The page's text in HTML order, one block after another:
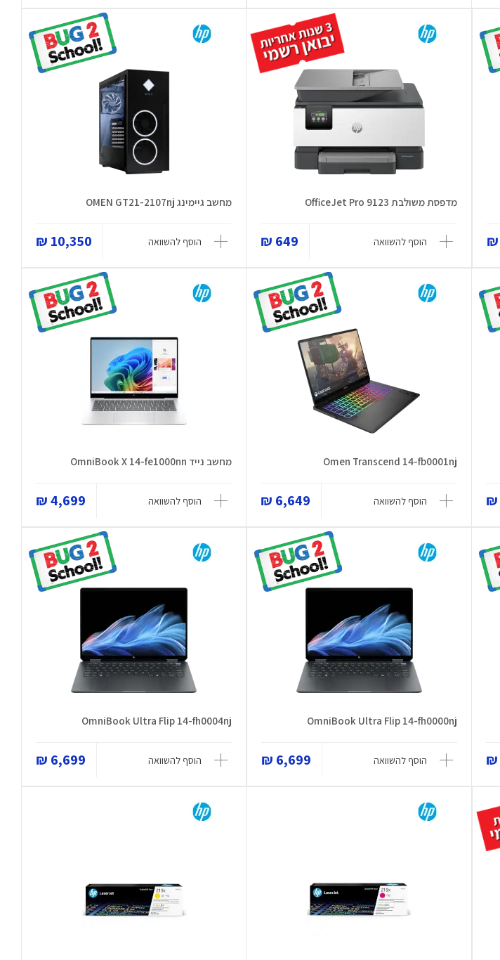
מדפסת משולבת OfficeJet Pro 9123
הוסף להשוואה 649 ₪
מחשב גיימינג OMEN GT21-2107nj
הוסף להשוואה 10,350 ₪
Omen Transcend 14-fb0001nj
הוסף להשוואה 6,649 ₪
מחשב נייד OmniBook X 14-fe1000nn
הוסף להשוואה 4,699 ₪
OmniBook Ultra Flip 14-fh0000nj
הוסף להשוואה 6,699 ₪
OmniBook Ultra Flip 14-fh0004nj
הוסף להשוואה 6,699 ₪